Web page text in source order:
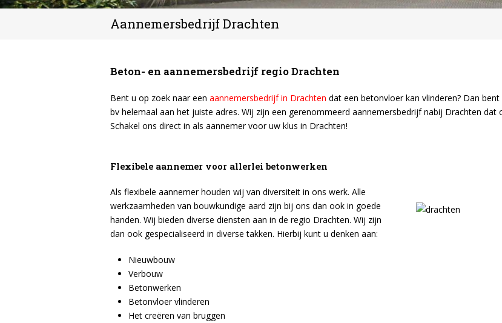
Aannemersbedrijf Drachten
Beton- en aannemersbedrijf regio Drachten
Bent u op zoek naar een aannemersbedrijf in Drachten dat een betonvloer kan vlinderen? Dan
bv helemaal aan het juiste adres. Wij zijn een gerenommeerd aannemersbedrijf nabij Drachten dat
Schakel ons direct in als aannemer voor uw klus in Drachten!
Flexibele aannemer voor allerlei betonwerken
Als flexibele aannemer houden wij van diversiteit in ons werk. Alle
werkzaamheden van bouwkundige aard zijn bij ons dan ook in goede
handen. Wij bieden diverse diensten aan in de regio Drachten. Wij zijn
dan ook gespecialiseerd in diverse takken. Hierbij kunt u denken aan:
Nieuwbouw
Verbouw
Betonwerken
Betonvloer vlinderen
Het creëren van bruggen